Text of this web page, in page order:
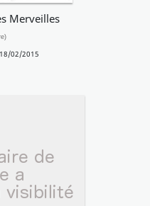
Merveilles
02/2015